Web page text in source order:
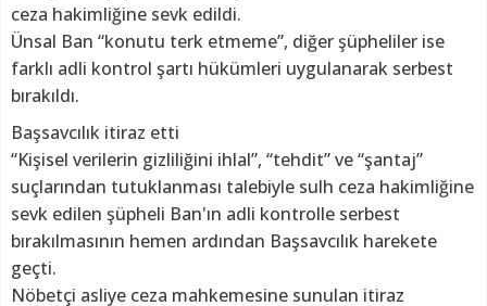
ceza hakimliğine sevk edildi.
Ünsal Ban “konutu terk etmeme”, diğer şüpheliler ise
farklı adli kontrol şartı hükümleri uygulanarak serbest
bırakıldı.
Başsavcılık itiraz etti
“Kişisel verilerin gizliliğini ihlal”, “tehdit” ve “şantaj”
suçlarından tutuklanması talebiyle sulh ceza hakimliğine
sevk edilen şüpheli Ban'ın adli kontrolle serbest
bırakılmasının hemen ardından Başsavcılık harekete
geçti.
Nöbetçi asliye ceza mahkemesine sunulan itiraz